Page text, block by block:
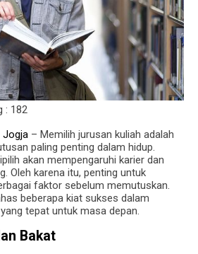
: 182
Jogja – Memilih jurusan kuliah adalah
paling penting dalam hidup.
akan mempengaruhi karier dan
Oleh karena itu, penting untuk
faktor sebelum memutuskan.
beberapa kiat sukses dalam
tepat untuk masa depan.
Bakat